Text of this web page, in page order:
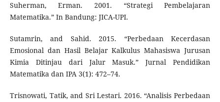
Suherman, Erman. 2001. “Strategi Pembelajaran
Matematika.” In Bandung: JICA-UPI.
Sutamrin, and Sahid. 2015. “Perbedaan Kecerdasan
Emosional dan Hasil Belajar Kalkulus Mahasiswa Jurusan
Kimia Ditinjau dari Jalur Masuk.” Jurnal Pendidikan
Matematika dan IPA 3(1): 472–74.
Trisnowati, Tatik, and Sri Lestari. 2016. “Analisis Perbedaan